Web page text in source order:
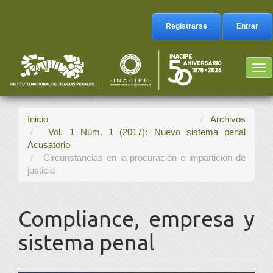
Barra
lateral
Registrarse Entrar
Inicio
Archivos
Vol. 1 Núm. 1 (2017): Nuevo sistema penal
Acusatorio
Circunstancias en la procuración e impartición de
justicia
Compliance, empresa y
sistema penal